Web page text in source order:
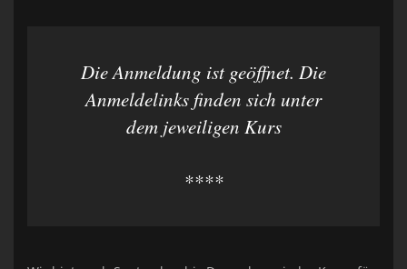
Die Anmeldung ist geöffnet. Die
Anmeldelinks finden sich unter
dem jeweiligen Kurs
****